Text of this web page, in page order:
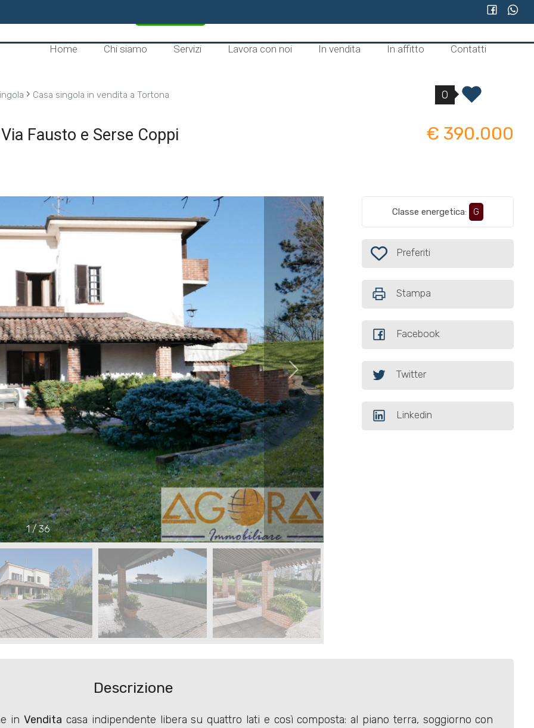
Home Chi siamo Servizi Lavora con noi In vendita In affitto Contatti
› Casa singola in vendita a Tortona 0
Fausto e Serse Coppi € 390.000
1 / 36
Classe energetica: G
Preferiti: Cod. 437
Preferiti
Stampa
Facebook
Twitter
Linkedin
Descrizione
inVendita casa indipendente libera su quattro lati e così composta: al piano terra, soggiorno con